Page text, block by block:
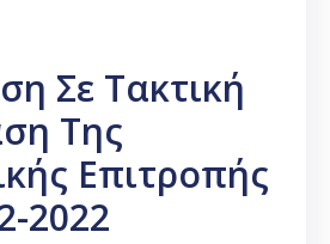
Σε Τακτική
Της
Επιτροπής
2022